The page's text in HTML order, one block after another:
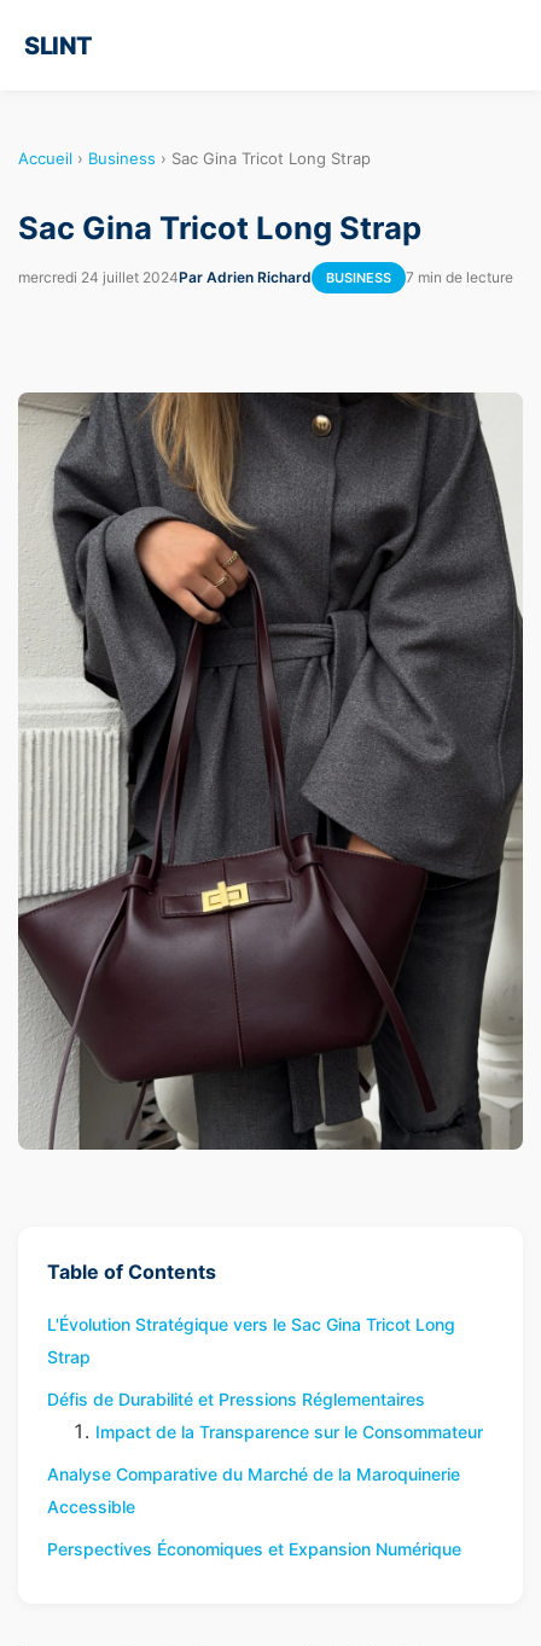
SLINT
Accueil › Business › Sac Gina Tricot Long Strap
Sac Gina Tricot Long Strap
mercredi 24 juillet 2024Par Adrien Richard BUSINESS 7 min de lecture
Table of Contents
L'Évolution Stratégique vers le Sac Gina Tricot Long
Strap
Défis de Durabilité et Pressions Réglementaires
Impact de la Transparence sur le Consommateur
Analyse Comparative du Marché de la Maroquinerie
Accessible
Perspectives Économiques et Expansion Numérique